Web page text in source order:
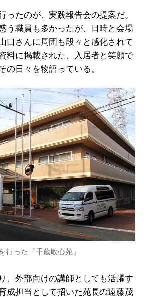
たのが、実践報告会の提案だ。
う職員も多かったが、日時と会場
口さんに周囲も段々と感化されて
料に掲載された、入居者と笑顔で
の日々を物語っている。
行った「千歳敬心苑」
、外部向けの講師としても活躍す
成担当として招いた苑長の遠藤茂